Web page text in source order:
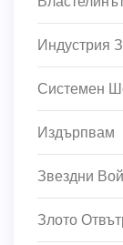
Индустрия
Системен
Издърпвам
Звездни
Злото